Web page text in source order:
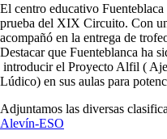
El centro educativo
prueba del XIX Circuito. Con
acompañó en la entrega de
Destacar que Fuenteblanca ha
introducir el Proyecto Alfil (
Lúdico) en sus aulas para
Adjuntamos las diversas
Alevín-ESO